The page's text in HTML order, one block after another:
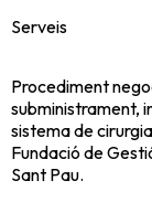
Serveis
Procediment
subministrament,
sistema de
Fundació de
Sant Pau.